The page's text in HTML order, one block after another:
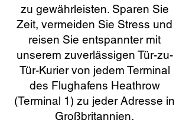
zu gewährleisten. Sparen Sie
Zeit, vermeiden Sie Stress und
reisen Sie entspannter mit
unserem zuverlässigen Tür-zu-
Tür-Kurier von jedem Terminal
des Flughafens Heathrow
(Terminal 1) zu jeder Adresse in
Großbritannien.